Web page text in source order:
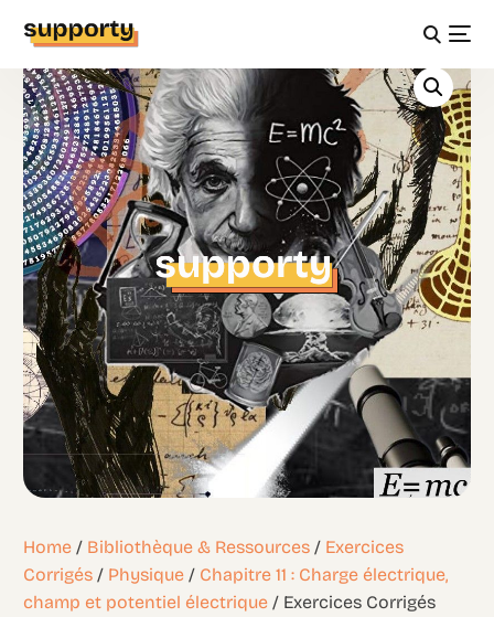
Home / Bibliothèque & Ressources / Exercices
Corrigés / Physique / Chapitre 11 : Charge électrique,
champ et potentiel électrique / Exercices Corrigés